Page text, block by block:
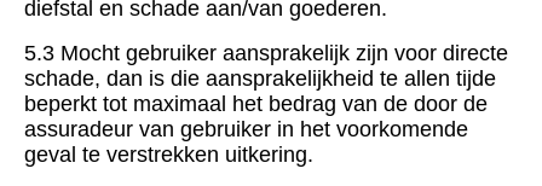
diefstal en schade aan/van goederen.
5.3 Mocht gebruiker aansprakelijk zijn voor directe
schade, dan is die aansprakelijkheid te allen tijde
beperkt tot maximaal het bedrag van de door de
assuradeur van gebruiker in het voorkomende
geval te verstrekken uitkering.